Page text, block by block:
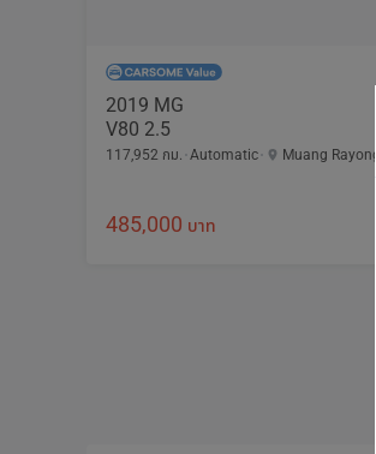
2019 MG
V80 2.5
117,952 กม. Automatic Muang Rayong
485,000 บาท